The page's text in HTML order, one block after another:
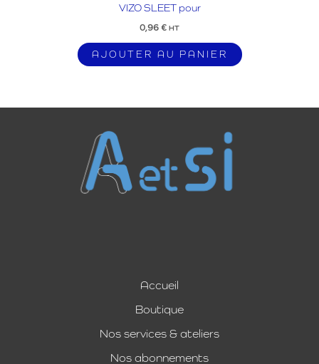
VIZO SLEET pour
0,96 € HT
AJOUTER AU PANIER
Accueil
Boutique
Nos services & ateliers
Nos abonnements